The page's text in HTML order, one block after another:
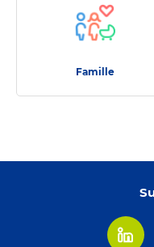
Famille